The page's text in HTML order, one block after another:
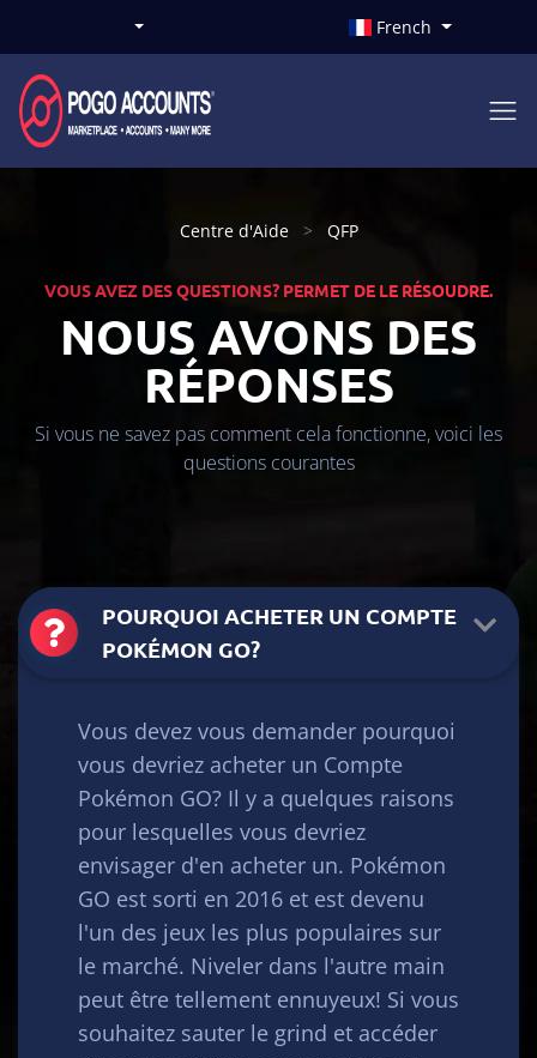
French
Centre d'Aide QFP
VOUS AVEZ DES QUESTIONS? PERMET DE LE RÉSOUDRE.
NOUS AVONS DES
RÉPONSES
Si vous ne savez pas comment cela fonctionne, voici les
questions courantes
POURQUOI ACHETER UN COMPTE
POKÉMON GO?
Vous devez vous demander pourquoi
vous devriez acheter un Compte
Pokémon GO? Il y a quelques raisons
pour lesquelles vous devriez
envisager d'en acheter un. Pokémon
GO est sorti en 2016 et est devenu
l'un des jeux les plus populaires sur
le marché. Niveler dans l'autre main
peut être tellement ennuyeux! Si vous
souhaitez sauter le grind et accéder